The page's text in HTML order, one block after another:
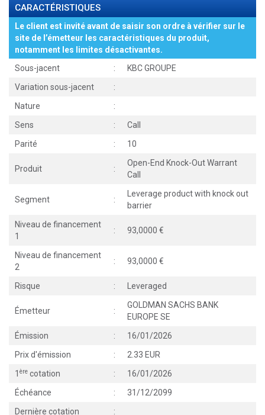
CARACTÉRISTIQUES
Le client est invité avant de saisir son ordre à vérifier sur le
site de l’émetteur les caractéristiques du produit,
notamment les limites désactivantes.
Sous-jacent
:
KBC GROUPE
Variation sous-jacent
:
Nature
:
Sens
:
Call
Parité
: 10
Produit :
Open-End Knock-Out Warrant
Call
Segment :
Leverage product with knock out
barrier
Niveau de financement
1
: 93,0000
Niveau de financement
2
: 93,0000
Risque : Leveraged
Émetteur :
GOLDMAN SACHS BANK
EUROPE SE
Émission
:
16/01/2026
Prix d'émission
:
2.33 EUR
1 ère cotation :
16/01/2026
Échéance
:
31/12/2099
Dernière cotation
: